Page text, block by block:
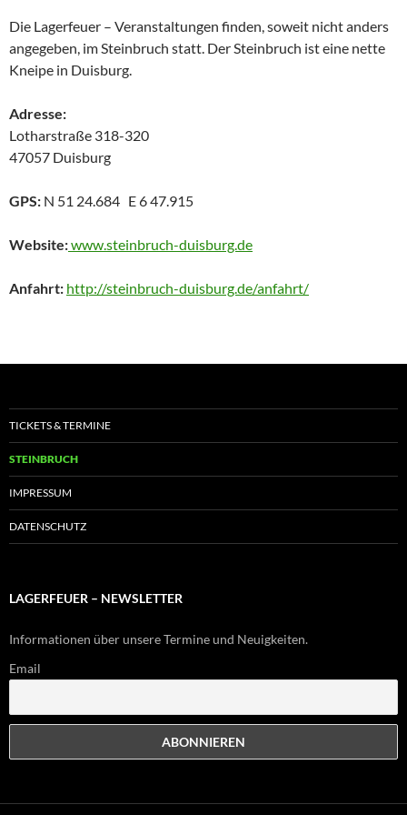
Die Lagerfeuer – Veranstaltungen finden, soweit nicht anders
angegeben, im Steinbruch statt. Der Steinbruch ist eine nette
Kneipe in Duisburg.
Adresse:
Lotharstraße 318-320
47057 Duisburg
GPS: N 51 24.684 E 6 47.915
Website:www.steinbruch-duisburg.de
Anfahrt: http://steinbruch-duisburg.de/anfahrt/
TICKETS & TERMINE
STEINBRUCH
IMPRESSUM
DATENSCHUTZ
LAGERFEUER – NEWSLETTER
Informationen über unsere Termine und Neuigkeiten.
Email